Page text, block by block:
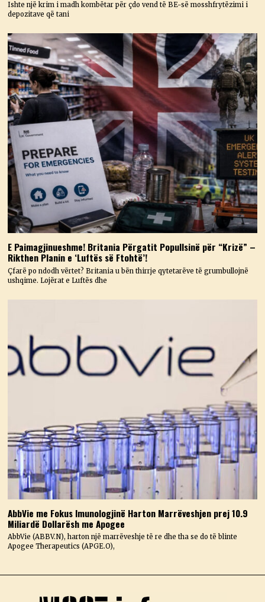
Ishte një krim i madh kombëtar për çdo vend të BE-së mosshfrytëzimi i
depozitave që tani
E Paimagjinueshme! Britania Përgatit Popullsinë për “Krizë” –
Rikthen Planin e ‘Luftës së Ftohtë’!
Çfarë po ndodh vërtet? Britania u bën thirrje qytetarëve të grumbullojnë
ushqime. Lojërat e Luftës dhe
AbbVie me Fokus Imunologjinë Harton Marrëveshjen prej 10.9
Miliardë Dollarësh me Apogee
AbbVie (ABBV.N), harton një marrëveshje të re dhe tha se do të blinte
Apogee Therapeutics (APGE.O),